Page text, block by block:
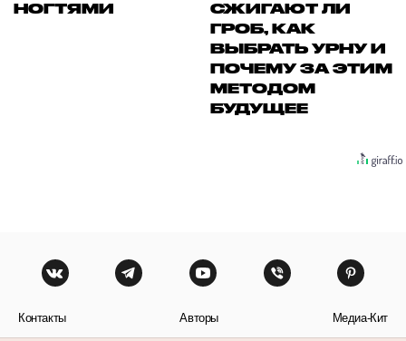
НОГТЯМИ
СЖИГАЮТ ЛИ
ГРОБ, КАК
ВЫБРАТЬ УРНУ И
ПОЧЕМУ ЗА ЭТИМ
МЕТОДОМ
БУДУЩЕЕ
Контакты Авторы Медиа-Кит